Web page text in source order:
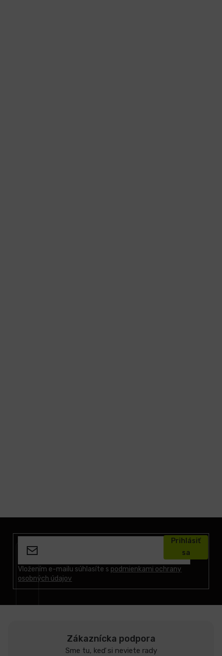
Vložením e-mailu súhlasíte s podmienkami ochrany
osobných údajov
Prihlásiť
sa
Zákaznícka podpora
Sme tu, keď si neviete rady